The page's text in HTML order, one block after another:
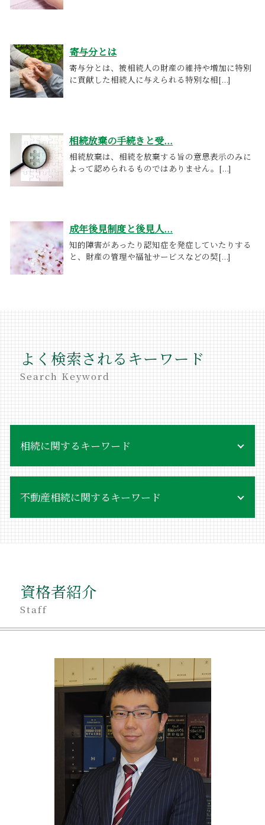
寄与分とは
寄与分とは、被相続人の財産の維持や増加に特別
に貢献した相続人に与えられる特別な相[...]
相続放棄の手続きと受...
相続放棄は、相続を放棄する旨の意思表示のみに
よって認められるものではありません。[...]
成年後見制度と後見人...
知的障害があったり認知症を発症していたりする
と、財産の管理や福祉サービスなどの契[...]
よく検索されるキーワード
Search Keyword
相続に関するキーワード
相続放棄 手続き
不当利得返還請求
後見人 弁護士
相続 借金
相続登記 義務化 いつから
相続 受け取り方
相続 譲渡
相続 独身
相続 売却 税金
相続 後から借金
相続 同居
遺産相続手続き
相続 相談 目黒区
不動産相続に関するキーワード
不動産相続手続き 必要書類
遺産 分けない
不動産相続 方法
不動産相続 遺産分割協議
不動産相続 売却 相談
生前 不動産相続
不動産相続 手順
不動産相続 生命保険
遺産分割方法
不動産相続 孫
親名義 相続 不動産
不動産相続 手続き
不動産相続 税金対策
資格者紹介
Staff